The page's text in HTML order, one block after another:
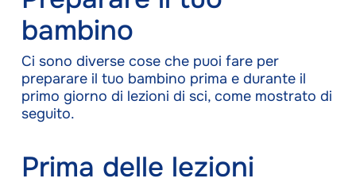
bambino
Ci sono diverse cose che puoi fare per
preparare il tuo bambino prima e durante il
primo giorno di lezioni di sci, come mostrato di
seguito.
Prima delle lezioni